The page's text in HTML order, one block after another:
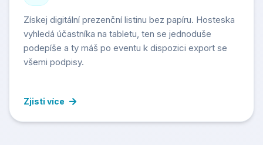
Získej digitální prezenční listinu bez papíru. Hosteska
vyhledá účastníka na tabletu, ten se jednoduše
podepíše a ty máš po eventu k dispozici export se
všemi podpisy.
Zjisti více